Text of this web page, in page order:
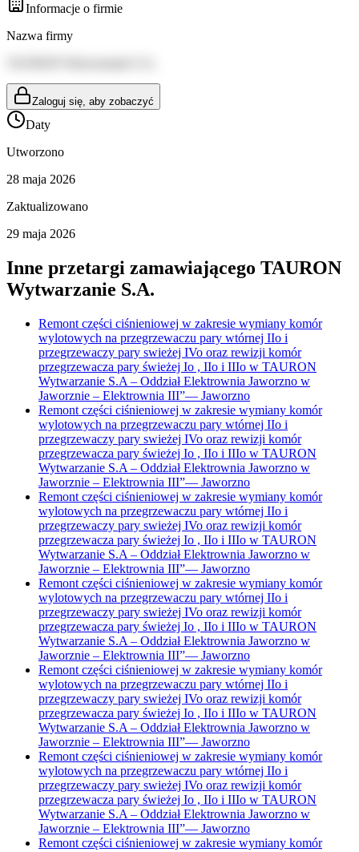
Informacje o firmie
Nazwa firmy
Zaloguj się, aby zobaczyć
Daty
Utworzono
28 maja 2026
Zaktualizowano
29 maja 2026
Inne przetargi zamawiającego TAURON
Wytwarzanie S.A.
Remont części ciśnieniowej w zakresie wymiany komór
wylotowych na przegrzewaczu pary wtórnej IIo i
przegrzewaczy pary swieżej IVo oraz rewizji komór
przegrzewacza pary świeżej Io , IIo i IIIo w TAURON
Wytwarzanie S.A – Oddział Elektrownia Jaworzno w
Jaworznie – Elektrownia III”— Jaworzno
Remont części ciśnieniowej w zakresie wymiany komór
wylotowych na przegrzewaczu pary wtórnej IIo i
przegrzewaczy pary swieżej IVo oraz rewizji komór
przegrzewacza pary świeżej Io , IIo i IIIo w TAURON
Wytwarzanie S.A – Oddział Elektrownia Jaworzno w
Jaworznie – Elektrownia III”— Jaworzno
Remont części ciśnieniowej w zakresie wymiany komór
wylotowych na przegrzewaczu pary wtórnej IIo i
przegrzewaczy pary swieżej IVo oraz rewizji komór
przegrzewacza pary świeżej Io , IIo i IIIo w TAURON
Wytwarzanie S.A – Oddział Elektrownia Jaworzno w
Jaworznie – Elektrownia III”— Jaworzno
Remont części ciśnieniowej w zakresie wymiany komór
wylotowych na przegrzewaczu pary wtórnej IIo i
przegrzewaczy pary swieżej IVo oraz rewizji komór
przegrzewacza pary świeżej Io , IIo i IIIo w TAURON
Wytwarzanie S.A – Oddział Elektrownia Jaworzno w
Jaworznie – Elektrownia III”— Jaworzno
Remont części ciśnieniowej w zakresie wymiany komór
wylotowych na przegrzewaczu pary wtórnej IIo i
przegrzewaczy pary swieżej IVo oraz rewizji komór
przegrzewacza pary świeżej Io , IIo i IIIo w TAURON
Wytwarzanie S.A – Oddział Elektrownia Jaworzno w
Jaworznie – Elektrownia III”— Jaworzno
Remont części ciśnieniowej w zakresie wymiany komór
wylotowych na przegrzewaczu pary wtórnej IIo i
przegrzewaczy pary swieżej IVo oraz rewizji komór
przegrzewacza pary świeżej Io , IIo i IIIo w TAURON
Wytwarzanie S.A – Oddział Elektrownia Jaworzno w
Jaworznie – Elektrownia III”— Jaworzno
Remont części ciśnieniowej w zakresie wymiany komór